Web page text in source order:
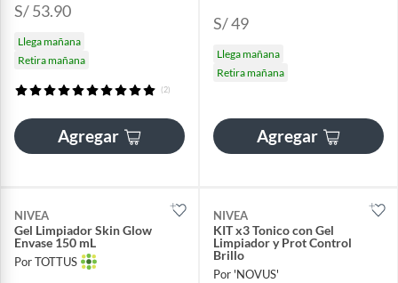
S/ 53.90
Llega mañana
Retira mañana
(2)
Agregar
S/ 49
Llega mañana
Retira mañana
Agregar
NIVEA
Gel Limpiador Skin Glow
Envase 150 mL
Por TOTTUS
NIVEA
KIT x3 Tonico con Gel
Limpiador y Prot Control
Brillo
Por 'NOVUS'